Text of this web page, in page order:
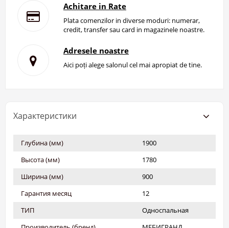
Achitare in Rate
Plata comenzilor in diverse moduri: numerar,
credit, transfer sau card in magazinele noastre.
Adresele noastre
Aici poți alege salonul cel mai apropiat de tine.
Характеристики
Глубина (мм)
1900
Высота (мм)
1780
Ширина (мм)
900
Гарантия месяц
12
ТИП
Односпальная